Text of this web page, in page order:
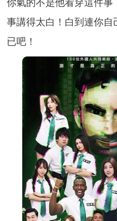
你氣的不是他看穿這件
事講得太白！白到連你自
已吧！